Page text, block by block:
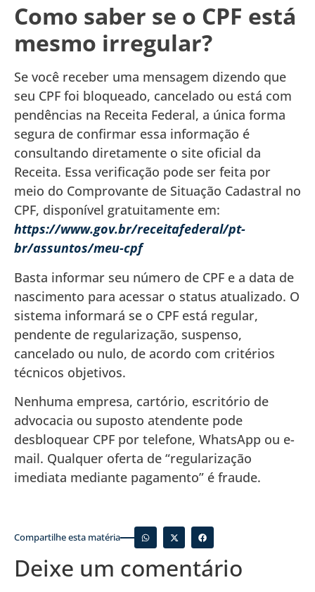
Como saber se o CPF está
mesmo irregular?
Se você receber uma mensagem dizendo que
seu CPF foi bloqueado, cancelado ou está com
pendências na Receita Federal, a única forma
segura de confirmar essa informação é
consultando diretamente o site oficial da
Receita. Essa verificação pode ser feita por
meio do Comprovante de Situação Cadastral no
CPF, disponível gratuitamente em:
https://www.gov.br/receitafederal/pt-
br/assuntos/meu-cpf
Basta informar seu número de CPF e a data de
nascimento para acessar o status atualizado. O
sistema informará se o CPF está regular,
pendente de regularização, suspenso,
cancelado ou nulo, de acordo com critérios
técnicos objetivos.
Nenhuma empresa, cartório, escritório de
advocacia ou suposto atendente pode
desbloquear CPF por telefone, WhatsApp ou e-
mail. Qualquer oferta de “regularização
imediata mediante pagamento” é fraude.
Compartilhe esta matéria
Deixe um comentário